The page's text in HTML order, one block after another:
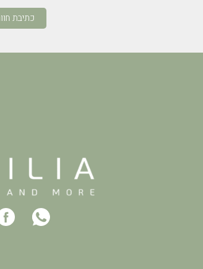
של הריחות עצום, והיה קשה לבחור רק
ריח אחד. הילדות נהנו מכל רגע של יצירה
וקישוט, והן כבר שאלו מתי חוזרים שוב.
לכל מי שרוצה לחגוג בסטייל!
כתיבת